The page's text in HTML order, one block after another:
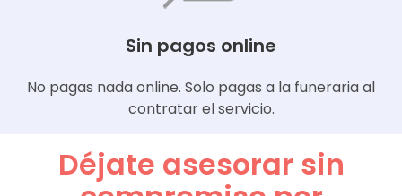
Sin pagos online
No pagas nada online. Solo pagas a la funeraria al
contratar el servicio.
Déjate asesorar sin